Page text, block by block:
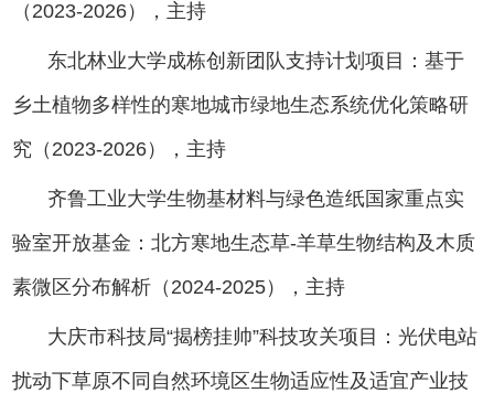
（2023-2026），主持
东北林业大学成栋创新团队支持计划项目：基于
乡土植物多样性的寒地城市绿地生态系统优化策略研
究（2023-2026），主持
齐鲁工业大学生物基材料与绿色造纸国家重点实
验室开放基金：北方寒地生态草-羊草生物结构及木质
素微区分布解析（2024-2025），主持
大庆市科技局“揭榜挂帅”科技攻关项目：光伏电站
扰动下草原不同自然环境区生物适应性及适宜产业技